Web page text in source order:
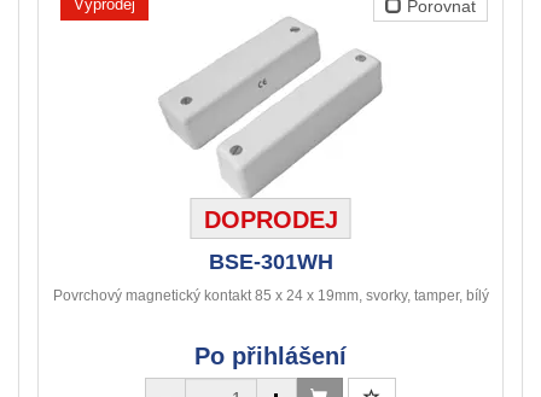
Výprodej Porovnat
DOPRODEJ
BSE-301WH
Povrchový magnetický kontakt 85 x 24 x 19mm, svorky, tamper, bílý
Po přihlášení